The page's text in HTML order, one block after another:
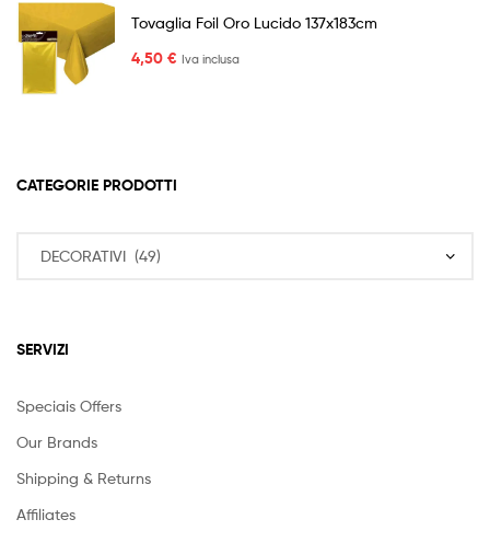
Tovaglia Foil Oro Lucido 137x183cm
4,50 € Iva inclusa
CATEGORIE PRODOTTI
SERVIZI
Speciais Offers
Our Brands
Shipping & Returns
Affiliates